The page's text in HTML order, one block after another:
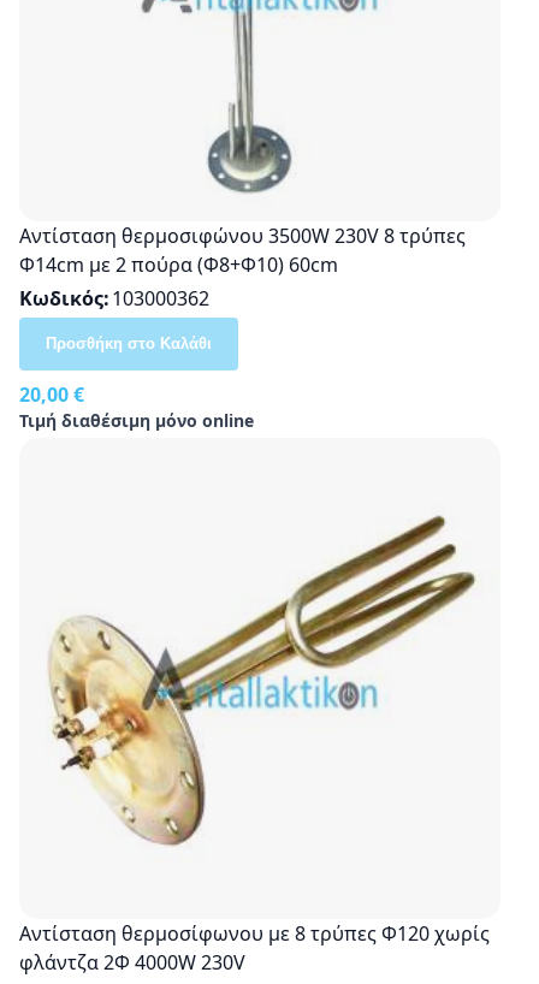
Αντίσταση θερμοσιφώνου 3500W 230V 8 τρύπες
Φ14cm με 2 πούρα (Φ8+Φ10) 60cm
Κωδικός 103000362
20,00 €
Τιμή διαθέσιμη μόνο online
Προσθήκη στο Καλάθι
Αντίσταση θερμοσίφωνου με 8 τρύπες Φ120 χωρίς
φλάντζα 2Φ 4000W 230V